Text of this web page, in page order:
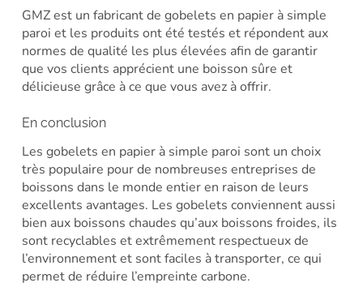
GMZ est un fabricant de gobelets en papier à simple
paroi et les produits ont été testés et répondent aux
normes de qualité les plus élevées afin de garantir
que vos clients apprécient une boisson sûre et
délicieuse grâce à ce que vous avez à offrir.
En conclusion
Les gobelets en papier à simple paroi sont un choix
très populaire pour de nombreuses entreprises de
boissons dans le monde entier en raison de leurs
excellents avantages. Les gobelets conviennent aussi
bien aux boissons chaudes qu’aux boissons froides, ils
sont recyclables et extrêmement respectueux de
l’environnement et sont faciles à transporter, ce qui
permet de réduire l’empreinte carbone.